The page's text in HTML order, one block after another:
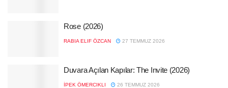
Rose (2026)
RABIA ELIF ÖZCAN 27 TEMMUZ 2026
Duvara Açılan Kapılar: The Invite (2026)
İPEK ÖMERCIKLI 26 TEMMUZ 2026